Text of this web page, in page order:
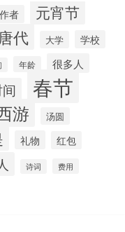
作者 元宵节
唐代 大学 学校
年龄 很多人
春节
游 汤圆
礼物
红包
诗词 费用